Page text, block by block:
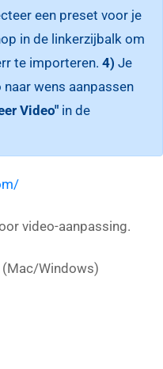
een preset voor je
in de linkerzijbalk om
te importeren. 4) Je
wens aanpassen
Video" in de
video-aanpassing.
Windows)